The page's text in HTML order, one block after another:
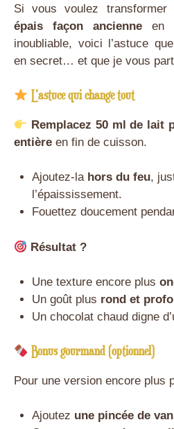
Si vous voulez transformer
épais façon ancienneen
inoubliable, voici l’astuce
en secret… et que je vous
L’astuce qui change tout
Remplacez 50 ml de lait
entière en fin de cuisson.
Ajoutez-la hors du feu,
l’épaississement.
Fouettez doucement
Résultat ?
Une texture encore plus
Un goût plus rond et
Un chocolat chaud digne
Bonus gourmand (optionnel)
Pour une version encore plus
Ajoutez une pincée de